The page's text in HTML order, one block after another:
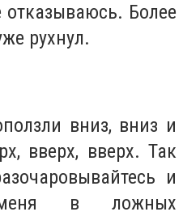
Более
рухнул.
вниз, вниз и
вверх, вверх. Так
и
в ложных